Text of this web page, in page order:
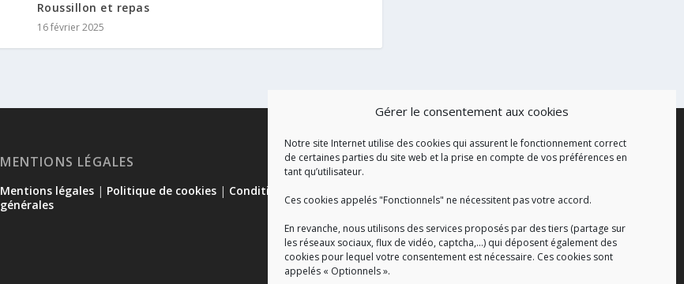
Gérer le consentement aux cookies
Notre site Internet utilise des cookies qui assurent le fonctionnement correct
de certaines parties du site web et la prise en compte de vos préférences en
tant qu’utilisateur.
Ces cookies appelés "Fonctionnels" ne nécessitent pas votre accord.
En revanche, nous utilisons des services proposés par des tiers (partage sur
les réseaux sociaux, flux de vidéo, captcha,...) qui déposent également des
cookies pour lequel votre consentement est nécessaire. Ces cookies sont
appelés « Optionnels ».
Roussillon et repas
16 février 2025
MENTIONS LÉGALES
Mentions légales | Politique de cookies | Conditions
générales